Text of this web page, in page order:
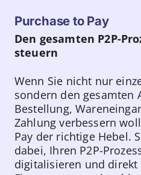
Purchase to Pay
Den gesamten P2P-
steuern
Wenn Sie nicht nur
sondern den gesamten
Bestellung,
Zahlung verbessern
Pay der richtige Hebel.
dabei, Ihren P2P-
digitalisieren und direkt